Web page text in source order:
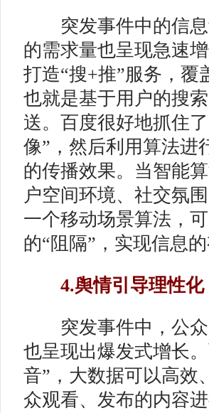
突发事件中的信息
的需求量也呈现急速
打造“搜+推”服务，
也就是基于用户的搜
送。百度很好地抓住
像”，然后利用算法进
的传播效果。当智能
户空间环境、社交氛
一个移动场景算法，
的“阻隔”，实现信息的
4.舆情引导理性化
突发事件中，公众
也呈现出爆发式增长
音”，大数据可以高效
众观看、发布的内容